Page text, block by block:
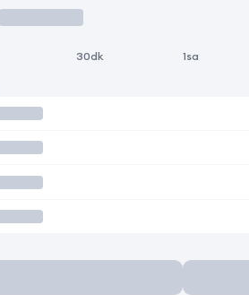
30dk 1sa